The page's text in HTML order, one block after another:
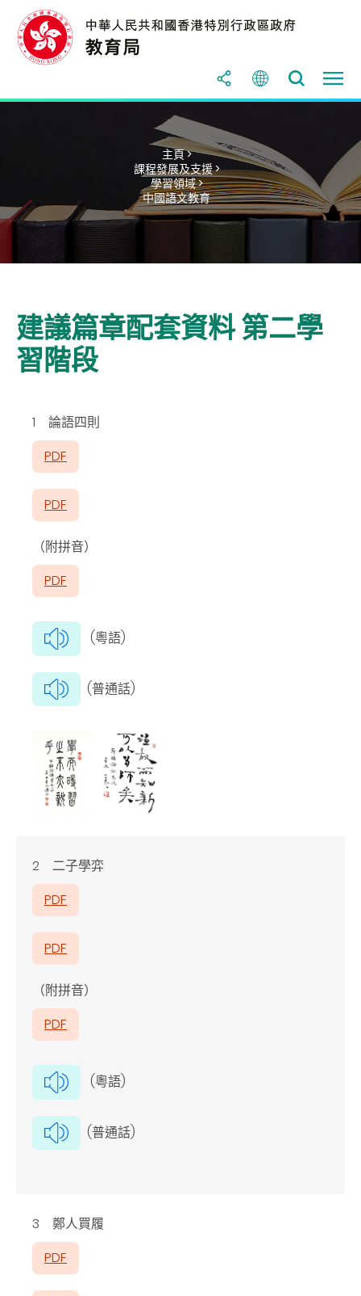
主頁 >
課程發展及支援 >
學習領域 >
中國語文教育
建議篇章配套資料 第二學
習階段
1 論語四則
PDF
PDF
（附拼音）
PDF
(粵語)
(普通話)
2 二子學弈
PDF
PDF
（附拼音）
PDF
(粵語)
(普通話)
3 鄭人買履
PDF